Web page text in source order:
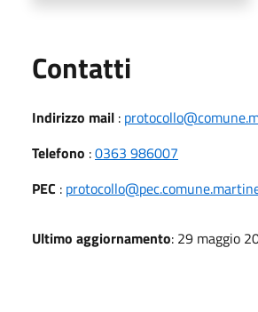
Contatti
Indirizzo mail :
Telefono :0363 986007
PEC :
Ultimo aggiornamento: 29 maggio